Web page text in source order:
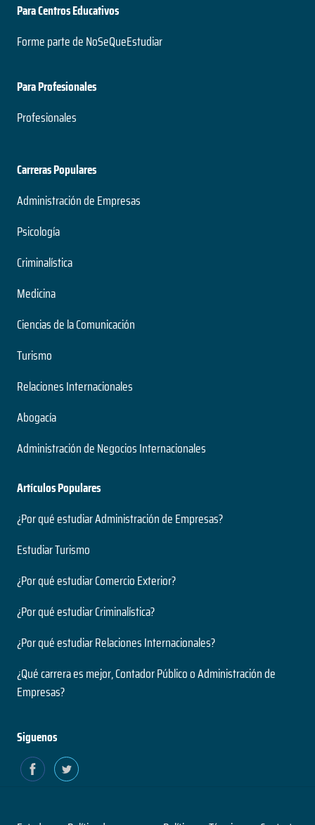
Para Centros Educativos
Forme parte de NoSeQueEstudiar
Para Profesionales
Profesionales
Carreras Populares
Administración de Empresas
Psicología
Criminalística
Medicina
Ciencias de la Comunicación
Turismo
Relaciones Internacionales
Abogacía
Administración de Negocios Internacionales
Artículos Populares
¿Por qué estudiar Administración de Empresas?
Estudiar Turismo
¿Por qué estudiar Comercio Exterior?
¿Por qué estudiar Criminalística?
¿Por qué estudiar Relaciones Internacionales?
¿Qué carrera es mejor, Contador Público o Administración de
Empresas?
Siguenos